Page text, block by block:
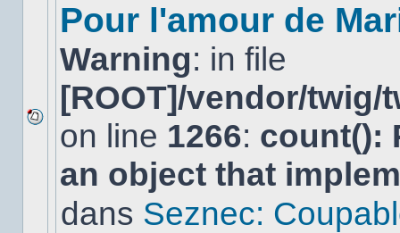
Aucun
nouveau
message
non-
dans
Pour l'amour de
Warning: in file
[ROOT]/vendor/
on line 1266: count():
an object that
dans Seznec: